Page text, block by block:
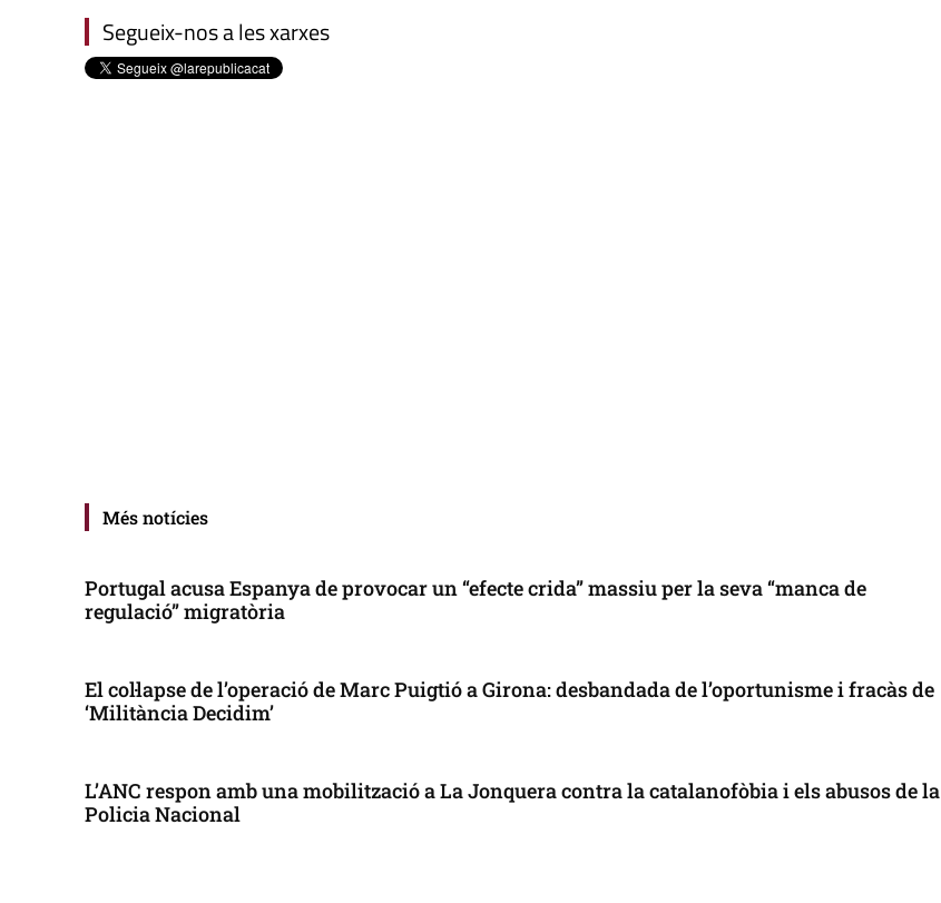
Segueix-nos a les xarxes
Més notícies
Portugal acusa Espanya de provocar un “efecte crida” massiu per la seva “manca de
regulació” migratòria
El col·lapse de l’operació de Marc Puigtió a Girona: desbandada de l’oportunisme i fracàs de
‘Militància Decidim’
L’ANC respon amb una mobilització a La Jonquera contra la catalanofòbia i els abusos de la
Policia Nacional